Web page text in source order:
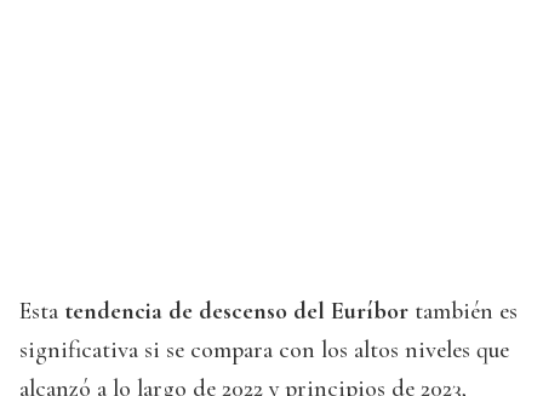
Esta tendencia de descenso del Euríbor también es
significativa si se compara con los altos niveles que
alcanzó a lo largo de 2022 y principios de 2023,